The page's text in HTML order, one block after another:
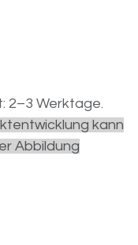
2–3 Werktage.
kann
Abbildung